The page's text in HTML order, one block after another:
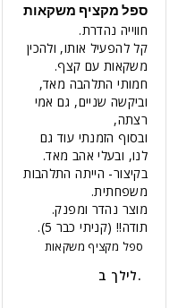
ספל מקציף משקאות
בקיצור- הייתה התלהבות
מוצר נהדר ומפנק.
תודה!! (קניתי כבר 5).
ספל מקציף משקאות
לילך ב.